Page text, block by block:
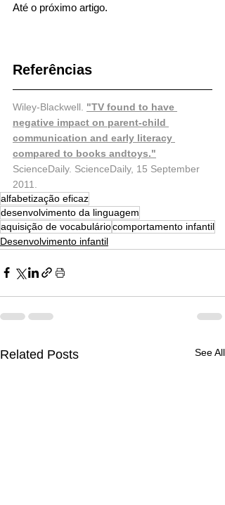
Até o próximo artigo.
Referências
Wiley-Blackwell. "TV found to have
negative impact on parent-child
communication and early literacy
compared to books andtoys."
ScienceDaily. ScienceDaily, 15 September
2011.
alfabetização eficaz
desenvolvimento da linguagem
aquisição de vocabuláriocomportamento infantil
Desenvolvimento infantil
Related Posts See All